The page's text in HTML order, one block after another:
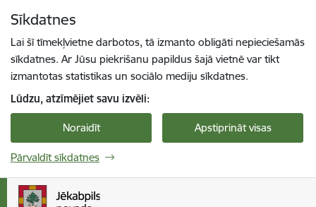
Sīkdatnes
Lai šī tīmekļvietne darbotos, tā izmanto obligāti nepieciešamās
sīkdatnes. Ar Jūsu piekrišanu papildus šajā vietnē var tikt
izmantotas statistikas un sociālo mediju sīkdatnes.
Lūdzu, atzīmējiet savu izvēli:
Noraidīt Apstiprināt visas
Pārvaldīt sīkdatnes